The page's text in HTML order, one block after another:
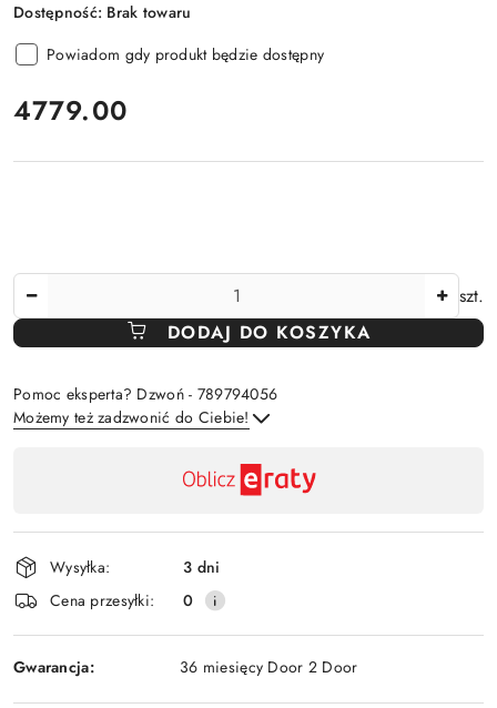
Dostępność: Brak towaru
Powiadom gdy produkt będzie dostępny
cena:
4779.00
szt.
DODAJ DO KOSZYKA
Pomoc eksperta? Dzwoń - 789794056
Możemy też zadzwonić do Ciebie!
płatność
i
dostawa
Wysyłka:
3 dni
Cena przesyłki:
0
Gwarancja: 36 miesięcy Door 2 Door